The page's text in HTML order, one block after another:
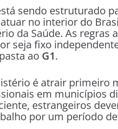
sendo estruturado
no interior do
da Saúde. As regras
seja fixo
ao G1.
é atrair primeiro
em municípios
estrangeiros
por um período